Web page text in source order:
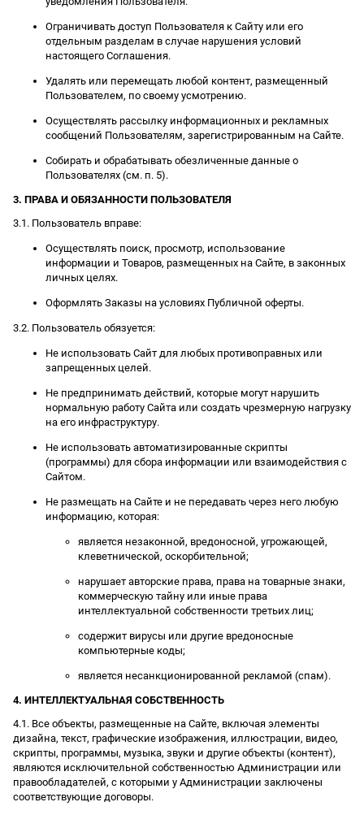
Ограничивать доступ Пользователя к Сайту или его
отдельным разделам в случае нарушения условий
настоящего Соглашения.
Удалять или перемещать любой контент, размещенный
Пользователем, по своему усмотрению.
Осуществлять рассылку информационных и рекламных
сообщений Пользователям, зарегистрированным на Сайте.
Собирать и обрабатывать обезличенные данные о
Пользователях (см. п. 5).
3. ПРАВА И ОБЯЗАННОСТИ ПОЛЬЗОВАТЕЛЯ
3.1. Пользователь вправе:
Осуществлять поиск, просмотр, использование
информации и Товаров, размещенных на Сайте, в законных
личных целях.
Оформлять Заказы на условиях Публичной оферты.
3.2. Пользователь обязуется:
Не использовать Сайт для любых противоправных или
запрещенных целей.
Не предпринимать действий, которые могут нарушить
нормальную работу Сайта или создать чрезмерную нагрузку
на его инфраструктуру.
Не использовать автоматизированные скрипты
(программы) для сбора информации или взаимодействия с
Сайтом.
Не размещать на Сайте и не передавать через него любую
информацию, которая:
является незаконной, вредоносной, угрожающей,
клеветнической, оскорбительной;
нарушает авторские права, права на товарные знаки,
коммерческую тайну или иные права
интеллектуальной собственности третьих лиц;
содержит вирусы или другие вредоносные
компьютерные коды;
является несанкционированной рекламой (спам).
4. ИНТЕЛЛЕКТУАЛЬНАЯ СОБСТВЕННОСТЬ
4.1. Все объекты, размещенные на Сайте, включая элементы
дизайна, текст, графические изображения, иллюстрации, видео,
скрипты, программы, музыка, звуки и другие объекты (контент),
являются исключительной собственностью Администрации или
правообладателей, с которыми у Администрации заключены
соответствующие договоры.